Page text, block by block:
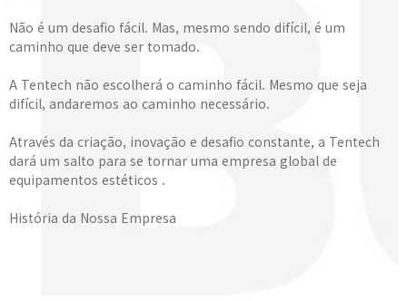
Não é um desafio fácil. Mas, mesmo sendo difícil, é um
caminho que deve ser tomado.
A Tentech não escolherá o caminho fácil. Mesmo que seja
difícil, andaremos ao caminho necessário.
Através da criação, inovação e desafio constante, a Tentech
dará um salto para se tornar uma empresa global de
equipamentos estéticos .
História da Nossa Empresa